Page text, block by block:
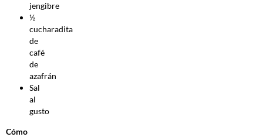
jengibre
½
cucharadita
de
café
de
azafrán
Sal
al
gusto
Cómo